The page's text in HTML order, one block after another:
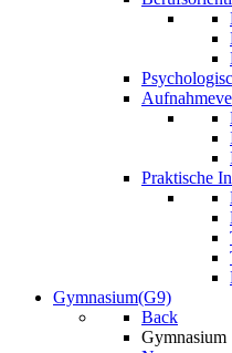
Praktische
Gymnasium(G9)
Back
Gymnasium